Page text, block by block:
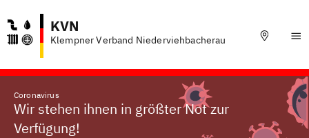
KVN
Klempner Verband Niederviehbacherau
Coronavirus
Wir stehen ihnen in größter Not zur
Verfügung!